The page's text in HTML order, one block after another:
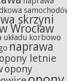
skrzyni
Wrocław
układu korbowo
naprawa
opony letnie
opony